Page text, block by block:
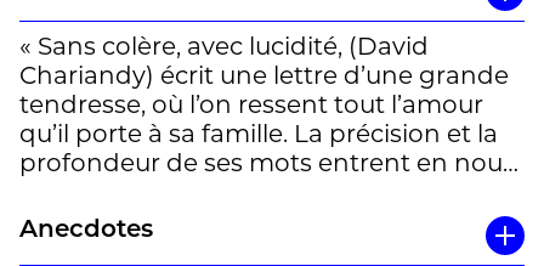
« Sans colère, avec lucidité, (David
Chariandy) écrit une lettre d’une grande
tendresse, où l’on ressent tout l’amour
qu’il porte à sa famille. La précision et la
profondeur de ses mots entrent en nous
aimé le précédent livre de David
Anecdotes